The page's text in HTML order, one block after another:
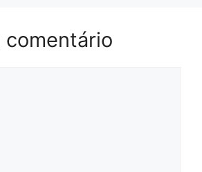
comentário